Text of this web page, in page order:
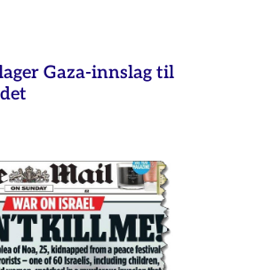
Gaza-innslag til